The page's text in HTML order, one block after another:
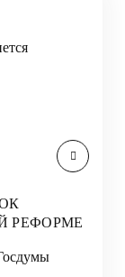
РЕФОРМЕ